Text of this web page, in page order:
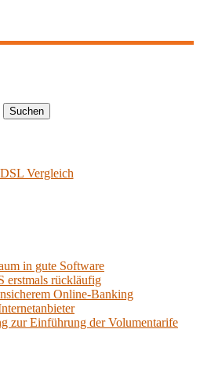
Vergleich
in gute Software
erstmals rückläufig
Online-Banking
zur Einführung der Volumentarife